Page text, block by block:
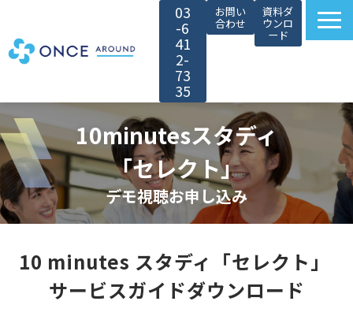
03
-6
41
2-
73
35
お問い
合わせ
資料ダ
ウンロ
ード
選ばれる理由
サービス紹介
対象者別カスタマイズ
導入事例
お役立ち情報
会社情報
10minutesスタディ
「セレクト」
デモ視聴お申し込み
10 minutes スタディ「セレクト」
サービスガイドダウンロード